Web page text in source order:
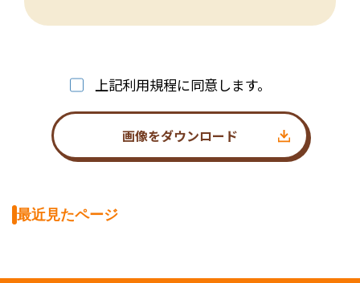
上記利用規程に同意します。
画像をダウンロード
最近見たページ